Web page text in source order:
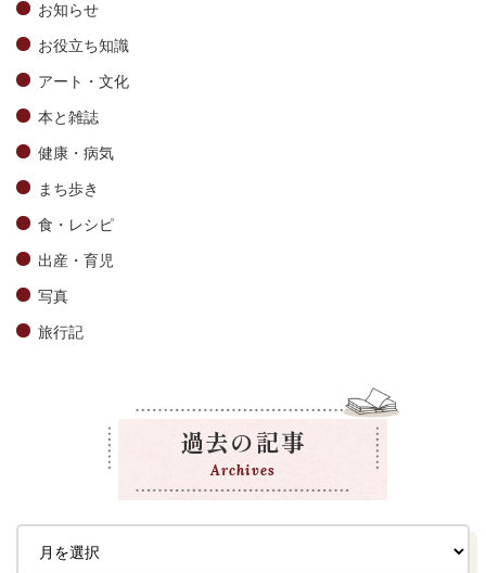
お知らせ
お役立ち知識
アート・文化
本と雑誌
健康・病気
まち歩き
食・レシピ
出産・育児
写真
旅行記
過去の記事
Archives